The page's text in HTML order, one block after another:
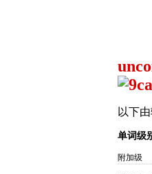
以下
单词级
附加级